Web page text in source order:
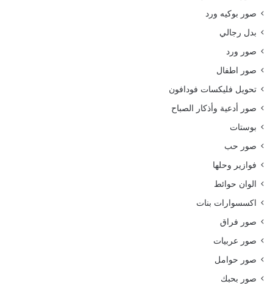
صور بوكيه ورد
بدل رجالي
صور ورد
صور اطفال
تحويل فليكسات فودافون
صور أدعية وأذكار الصباح
بوستات
صور حب
فوازير وحلها
الوان حوائط
اكسسوارات بنات
صور فراق
صور عربيات
صور حوامل
صور بحبك